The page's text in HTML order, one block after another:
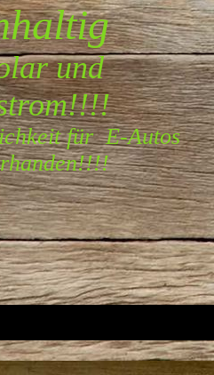
und
für E-Autos